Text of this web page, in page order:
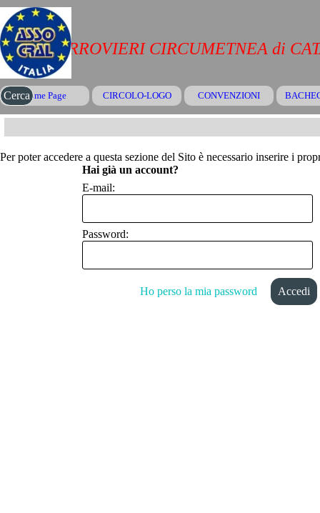
Vai ai contenuti
Salta menù
Home Page CIRCOLO-LOGO ▼
CONVENZIONI
CRAL FERROVIERI CIRCUMETNEA di
Cerca
Per poter accedere a questa sezione del Sito è necessario inserire i
Hai già un account?
E-mail:
Password:
Ho perso la mia password